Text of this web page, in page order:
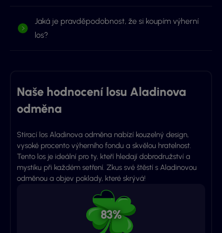
Jaká je pravděpodobnost, že si koupím výherní
los?
Naše hodnocení losu Aladinova
odměna
Stírací los Aladinova odměna nabízí kouzelný design,
vysoké procento výherního fondu a skvělou hratelnost.
Tento los je ideální pro ty, kteří hledají dobrodružství a
mystiku při každém setření. Zkus své štěstí s Aladinovou
odměnou a objev poklady, které skrývá!
83%